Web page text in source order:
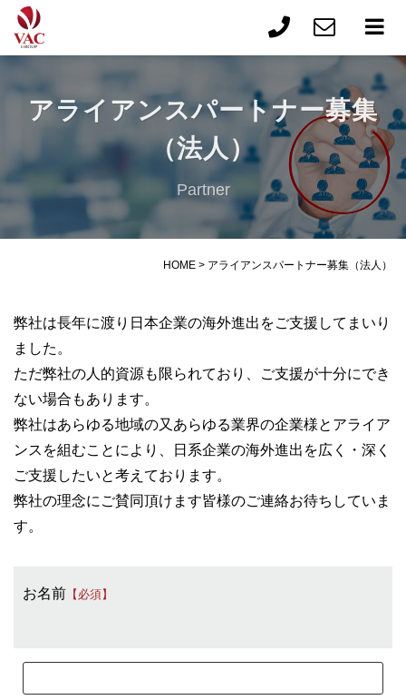
アライアンスパートナー募集
（法人）
Partner
HOME > アライアンスパートナー募集（法人）
弊社は長年に渡り日本企業の海外進出をご支援してまいり
ました。
ただ弊社の人的資源も限られており、ご支援が十分にでき
ない場合もあります。
弊社はあらゆる地域の又あらゆる業界の企業様とアライア
ンスを組むことにより、日系企業の海外進出を広く・深く
ご支援したいと考えております。
弊社の理念にご賛同頂けます皆様のご連絡お待ちしていま
す。
お名前 【必須】